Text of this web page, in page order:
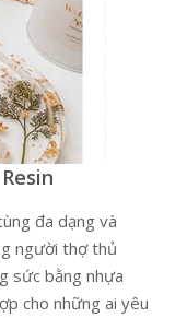
đa dạng và
người thợ thủ
sức bằng nhựa
cho những ai yêu